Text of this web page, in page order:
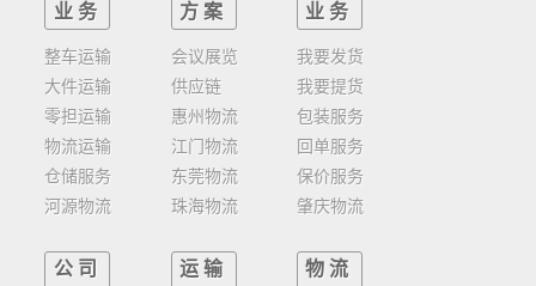
业务
整车运输
大件运输
零担运输
物流运输
仓储服务
河源物流
方案
会议展览
供应链
惠州物流
江门物流
东莞物流
珠海物流
业务
我要发货
我要提货
包装服务
回单服务
保价服务
肇庆物流
公司 运输 物流